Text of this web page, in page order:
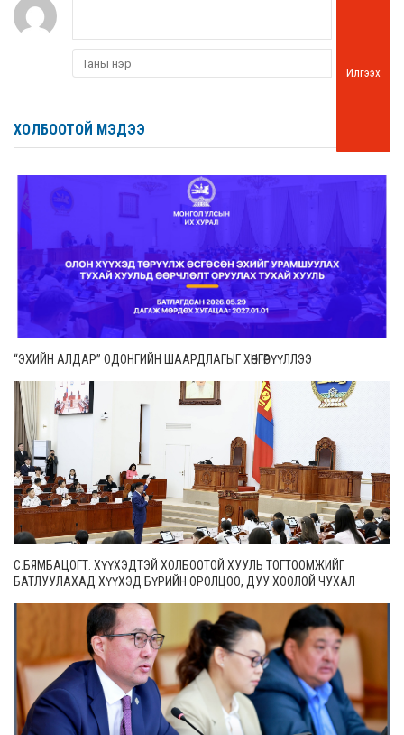
Илгээх
ХОЛБООТОЙ МЭДЭЭ
“ЭХИЙН АЛДАР” ОДОНГИЙН ШААРДЛАГЫГ ХӨНГӨРҮҮЛЛЭЭ
С.БЯМБАЦОГТ: ХҮҮХЭДТЭЙ ХОЛБООТОЙ ХУУЛЬ ТОГТООМЖИЙГ
БАТЛУУЛАХАД ХҮҮХЭД БҮРИЙН ОРОЛЦОО, ДУУ ХООЛОЙ ЧУХАЛ